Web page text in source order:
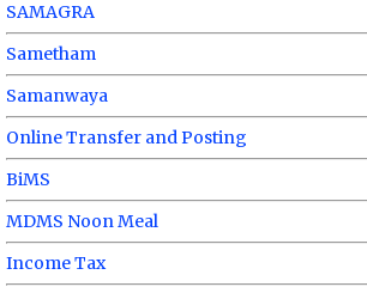
SAMAGRA
Sametham
Samanwaya
Online Transfer and Posting
BiMS
MDMS Noon Meal
Income Tax